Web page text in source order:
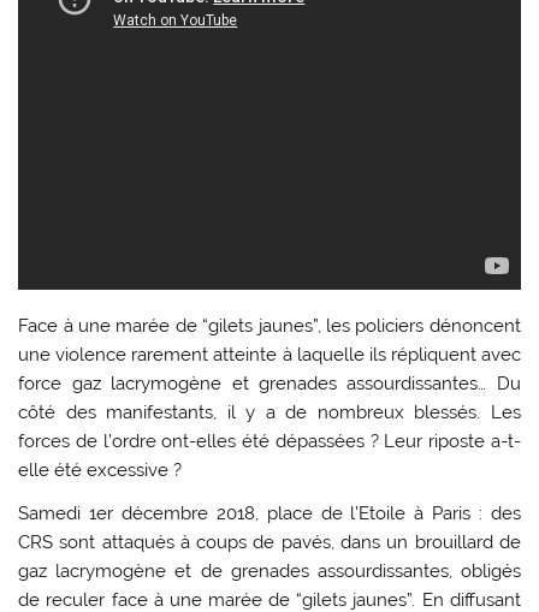
Face à une marée de “gilets jaunes”, les policiers dénoncent
une violence rarement atteinte à laquelle ils répliquent avec
force gaz lacrymogène et grenades assourdissantes… Du
côté des manifestants, il y a de nombreux blessés. Les
forces de l’ordre ont-elles été dépassées ? Leur riposte a-t-
elle été excessive ?
Samedi 1er décembre 2018, place de l’Etoile à Paris : des
CRS sont attaqués à coups de pavés, dans un brouillard de
gaz lacrymogène et de grenades assourdissantes, obligés
de reculer face à une marée de “gilets jaunes”. En diffusant